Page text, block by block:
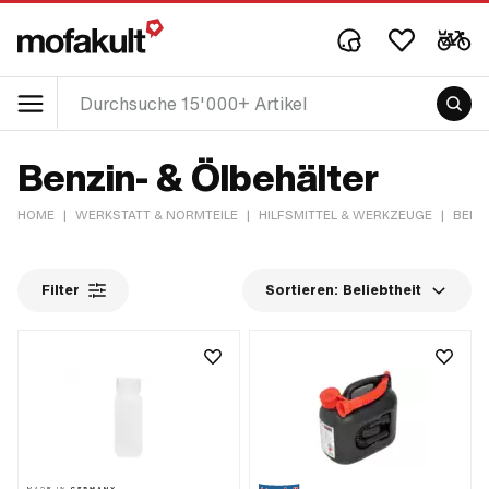
Benzin- & Ölbehälter
HOME | WERKSTATT & NORMTEILE | HILFSMITTEL & WERKZEUGE |
Filter Sortieren: Beliebtheit